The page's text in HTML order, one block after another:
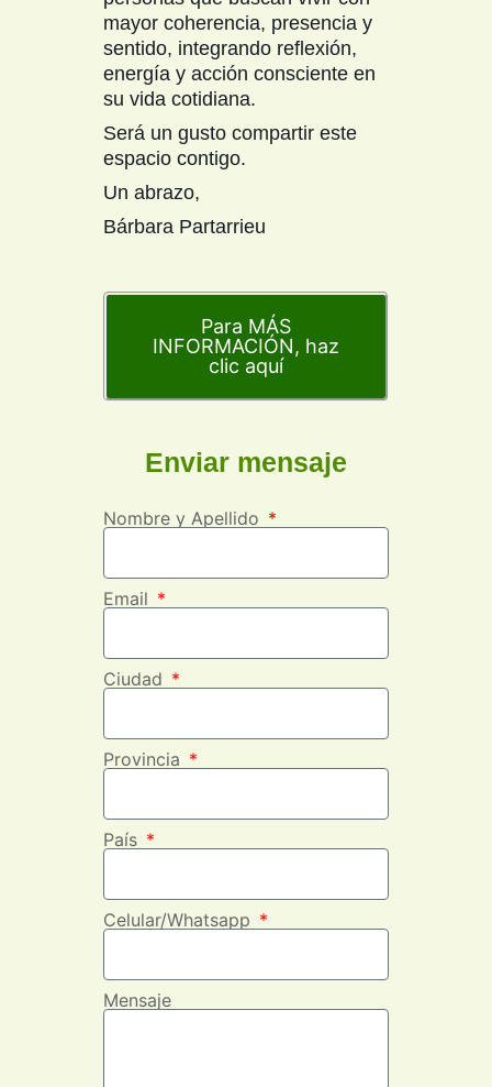
mayor coherencia, presencia y
sentido, integrando reflexión,
energía y acción consciente en
su vida cotidiana.
Será un gusto compartir este
espacio contigo.
Un abrazo,
Bárbara Partarrieu
Para MÁS
INFORMACIÓN, haz
clic aquí
Enviar mensaje
Nombre y Apellido
Email
Ciudad
Provincia
País
Celular/Whatsapp
Mensaje